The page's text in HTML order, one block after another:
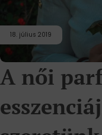
18. július 2019
A női